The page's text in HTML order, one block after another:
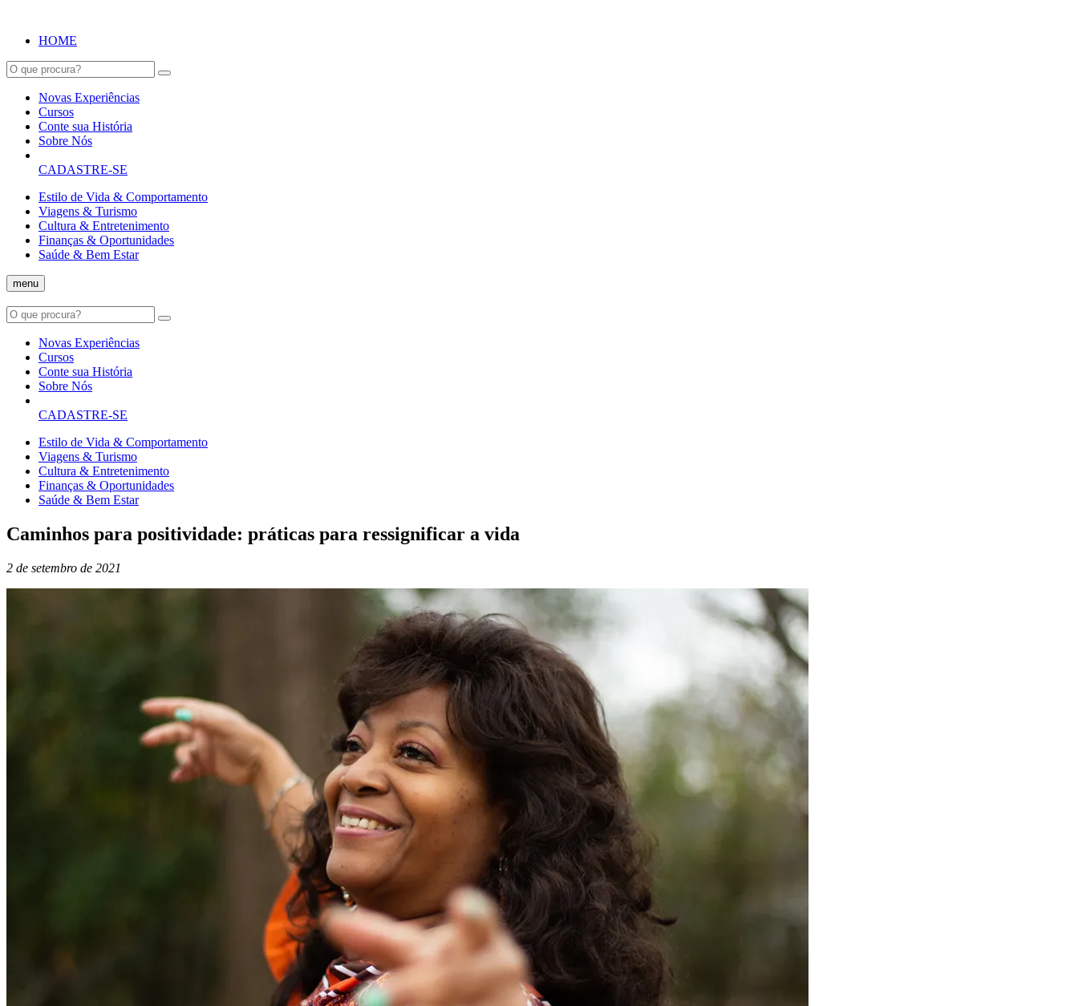
HOME
Novas Experiências
Cursos
Conte sua História
Sobre Nós
CADASTRE-SE
Estilo de Vida & Comportamento
Viagens & Turismo
Cultura & Entretenimento
Finanças & Oportunidades
Saúde & Bem Estar
menu
Novas Experiências
Cursos
Conte sua História
Sobre Nós
CADASTRE-SE
Estilo de Vida & Comportamento
Viagens & Turismo
Cultura & Entretenimento
Finanças & Oportunidades
Saúde & Bem Estar
Caminhos para positividade: práticas para ressignificar a vida
2 de setembro de 2021